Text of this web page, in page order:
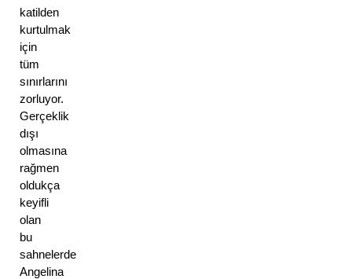
katilden
kurtulmak
için
tüm
sınırlarını
zorluyor.
Gerçeklik
dışı
olmasına
rağmen
oldukça
keyifli
olan
bu
sahnelerde
Angelina